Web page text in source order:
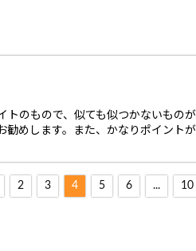
のもので、似ても似つかないもの
めします。また、かなりポイント
2 3 4 5 6 ... 10